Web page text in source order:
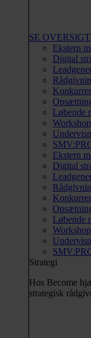
SE
Ekstern
Digital
Løbende
Ekstern
Digital
Løbende
Strategi
Hos Become
strategisk